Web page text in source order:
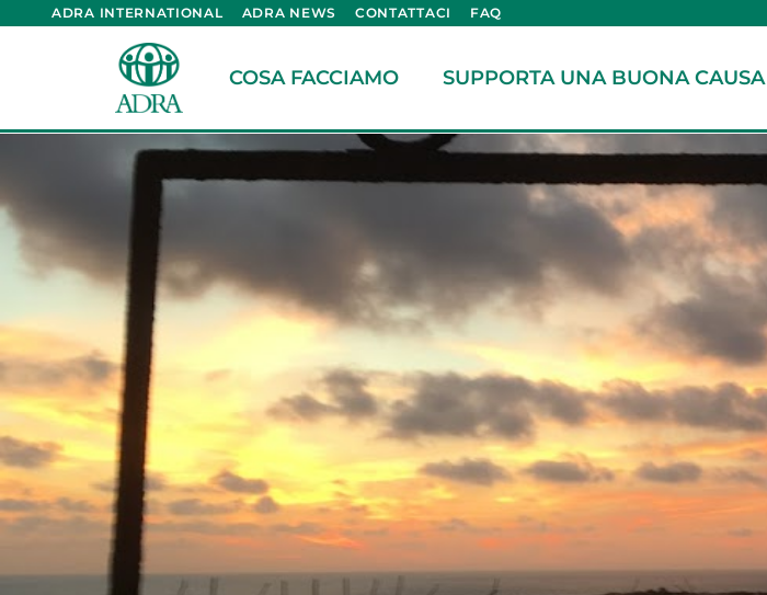
ADRA INTERNATIONAL ADRA NEWS CONTATTACI FAQ
COSA FACCIAMO SUPPORTA UNA BUONA CAUSA